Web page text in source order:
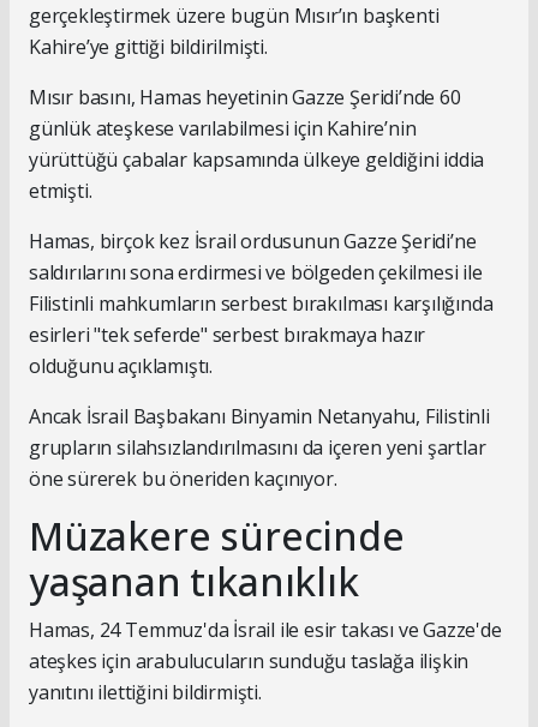
gerçekleştirmek üzere bugün Mısır’ın başkenti
Kahire’ye gittiği bildirilmişti.
Mısır basını, Hamas heyetinin Gazze Şeridi’nde 60
günlük ateşkese varılabilmesi için Kahire’nin
yürüttüğü çabalar kapsamında ülkeye geldiğini iddia
etmişti.
Hamas, birçok kez İsrail ordusunun Gazze Şeridi’ne
saldırılarını sona erdirmesi ve bölgeden çekilmesi ile
Filistinli mahkumların serbest bırakılması karşılığında
esirleri "tek seferde" serbest bırakmaya hazır
olduğunu açıklamıştı.
Ancak İsrail Başbakanı Binyamin Netanyahu, Filistinli
grupların silahsızlandırılmasını da içeren yeni şartlar
öne sürerek bu öneriden kaçınıyor.
Müzakere sürecinde
yaşanan tıkanıklık
Hamas, 24 Temmuz'da İsrail ile esir takası ve Gazze'de
ateşkes için arabulucuların sunduğu taslağa ilişkin
yanıtını ilettiğini bildirmişti.